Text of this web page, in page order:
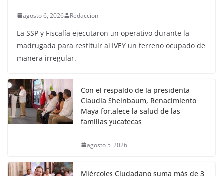
agosto 6, 2026 Redaccion
La SSP y Fiscalía ejecutaron un operativo durante la
madrugada para restituir al IVEY un terreno ocupado de
manera irregular.
Con el respaldo de la presidenta
Claudia Sheinbaum, Renacimiento
Maya fortalece la salud de las
familias yucatecas
agosto 5, 2026
Miércoles Ciudadano suma más de 3